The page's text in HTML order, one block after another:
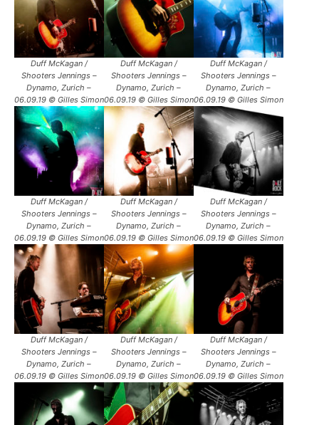
Duff McKagan /
Shooters Jennings –
Dynamo, Zurich –
06.09.19 © Gilles Simon
Duff McKagan /
Shooters Jennings –
Dynamo, Zurich –
06.09.19 © Gilles Simon
Duff McKagan /
Shooters Jennings –
Dynamo, Zurich –
06.09.19 © Gilles Simon
Duff McKagan /
Shooters Jennings –
Dynamo, Zurich –
06.09.19 © Gilles Simon
Duff McKagan /
Shooters Jennings –
Dynamo, Zurich –
06.09.19 © Gilles Simon
Duff McKagan /
Shooters Jennings –
Dynamo, Zurich –
06.09.19 © Gilles Simon
Duff McKagan /
Shooters Jennings –
Dynamo, Zurich –
06.09.19 © Gilles Simon
Duff McKagan /
Shooters Jennings –
Dynamo, Zurich –
06.09.19 © Gilles Simon
Duff McKagan /
Shooters Jennings –
Dynamo, Zurich –
06.09.19 © Gilles Simon